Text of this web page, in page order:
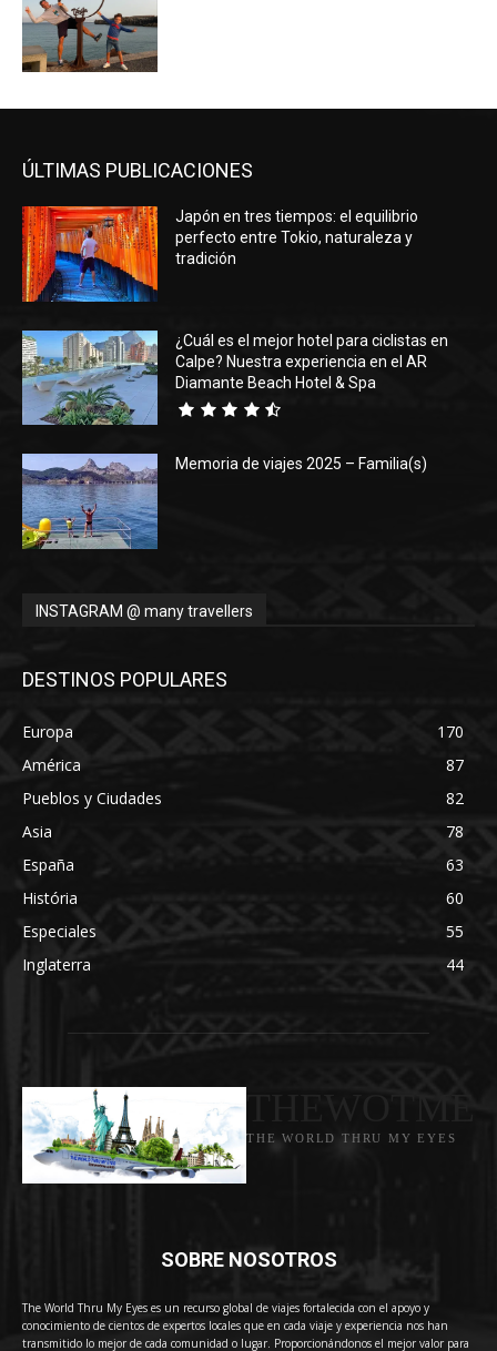
ÚLTIMAS PUBLICACIONES
Japón en tres tiempos: el equilibrio
perfecto entre Tokio, naturaleza y
tradición
¿Cuál es el mejor hotel para ciclistas en
Calpe? Nuestra experiencia en el AR
Diamante Beach Hotel & Spa
Memoria de viajes 2025 – Familia(s)
INSTAGRAM @ many travellers
DESTINOS POPULARES
Europa
170
América
87
Pueblos y Ciudades
82
Asia
78
España
63
História
60
Especiales
55
Inglaterra
44
THE WORLD THRU MY EYES
SOBRE NOSOTROS
The World Thru My Eyes es un recurso global de viajes fortalecida con el apoyo y
conocimiento de cientos de expertos locales que en cada viaje y experiencia nos han
transmitido lo mejor de cada comunidad o lugar. Proporcionándonos el mejor valor para